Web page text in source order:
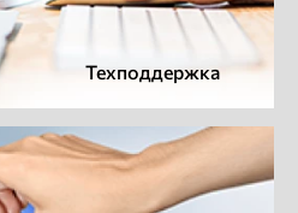
Техподдержка